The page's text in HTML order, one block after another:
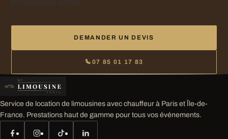
DEMANDER UN DEVIS
07 85 01 17 83
Service de location de limousines avec chauffeur à Paris et Île-de-
France. Prestations haut de gamme pour tous vos événements.